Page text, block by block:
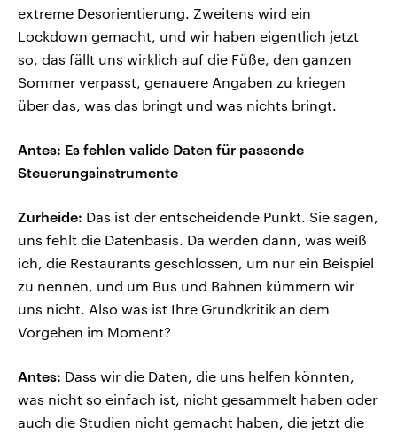
extreme Desorientierung. Zweitens wird ein
Lockdown gemacht, und wir haben eigentlich jetzt
so, das fällt uns wirklich auf die Füße, den ganzen
Sommer verpasst, genauere Angaben zu kriegen
über das, was das bringt und was nichts bringt.
Antes: Es fehlen valide Daten für passende
Steuerungsinstrumente
Zurheide: Das ist der entscheidende Punkt. Sie sagen,
uns fehlt die Datenbasis. Da werden dann, was weiß
ich, die Restaurants geschlossen, um nur ein Beispiel
zu nennen, und um Bus und Bahnen kümmern wir
uns nicht. Also was ist Ihre Grundkritik an dem
Vorgehen im Moment?
Antes: Dass wir die Daten, die uns helfen könnten,
was nicht so einfach ist, nicht gesammelt haben oder
auch die Studien nicht gemacht haben, die jetzt die